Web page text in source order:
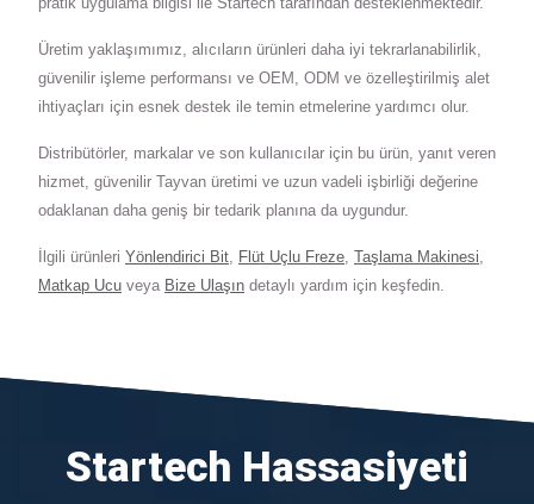
Üretim yaklaşımımız, alıcıların ürünleri daha iyi tekrarlanabilirlik,
güvenilir işleme performansı ve OEM, ODM ve özelleştirilmiş alet
ihtiyaçları için esnek destek ile temin etmelerine yardımcı olur.
Distribütörler, markalar ve son kullanıcılar için bu ürün, yanıt veren
hizmet, güvenilir Tayvan üretimi ve uzun vadeli işbirliği değerine
odaklanan daha geniş bir tedarik planına da uygundur.
İlgili ürünleri Yönlendirici Bit, Flüt Uçlu Freze, Taşlama Makinesi,
Matkap Ucu veya Bize Ulaşın detaylı yardım için keşfedin.
Startech Hassasiyeti